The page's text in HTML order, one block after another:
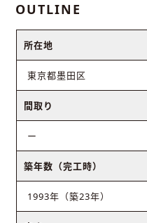
OUTLINE
所在地
東京都墨田区
間取り
ー
築年数（完工時）
1993年（築23年）